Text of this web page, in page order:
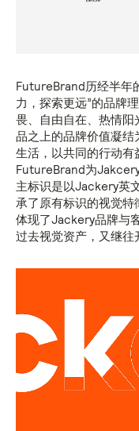
FutureBrand历经半年
力，探索更远”的品牌
畏、自由自在、热情
品之上的品牌价值凝结
生活，以共同的行动有
FutureBrand为
主标识是以Jackery英
承了原有标识的视觉特
体现了Jackery品牌与
过去视觉资产，又继往